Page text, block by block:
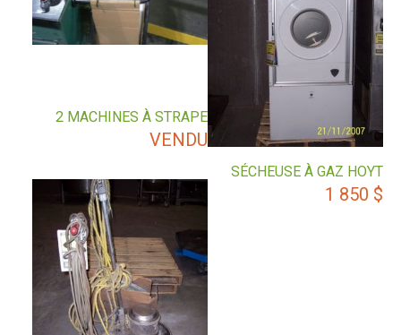
SÉCHEUSE À GAZ HOYT
1 850 $
2 MACHINES À STRAPE
VENDU